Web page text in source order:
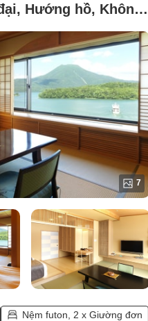
Hướng hồ, Không
Miyabi] Japanese-
7
Nệm futon, 2 x Giường đơn